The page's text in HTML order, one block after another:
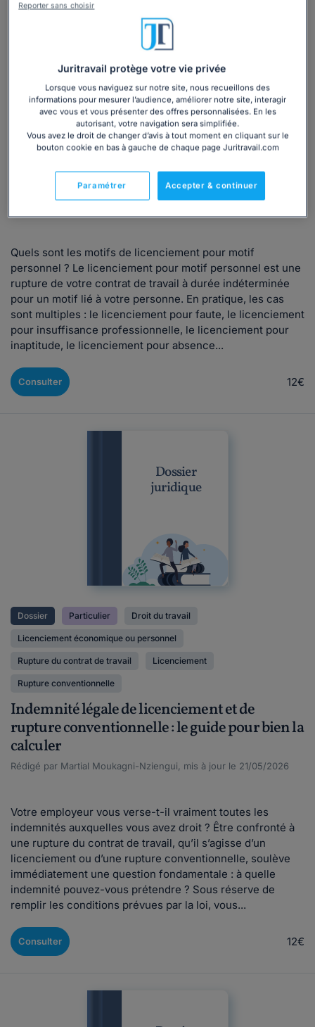
Dossier Particulier Droit du travail
Licenciement économique ou personnel Licenciement
Rupture du contrat de travail
Comprendre le licenciement pour motif
personnel : causes, procédures, recours
Quels sont les motifs de licenciement pour motif
personnel ? Le licenciement pour motif personnel est une
rupture de votre contrat de travail à durée indéterminée
pour un motif lié à votre personne. En pratique, les cas
sont multiples : le licenciement pour faute, le licenciement
pour insuffisance professionnelle, le licenciement pour
inaptitude, le licenciement pour absence...
Consulter 12€
Dossier
juridique
Dossier Particulier Droit du travail
Licenciement économique ou personnel
Rupture du contrat de travail Licenciement
Rupture conventionnelle
Indemnité légale de licenciement et de
rupture conventionnelle : le guide pour bien la
calculer
Rédigé par Martial Moukagni-Nziengui, mis à jour le 21/05/2026
Votre employeur vous verse-t-il vraiment toutes les
indemnités auxquelles vous avez droit ? Être confronté à
une rupture du contrat de travail, qu’il s’agisse d’un
licenciement ou d’une rupture conventionnelle, soulève
immédiatement une question fondamentale : à quelle
indemnité pouvez-vous prétendre ? Sous réserve de
remplir les conditions prévues par la loi, vous...
Consulter 12€
Juritravail protège votre vie privée
Lorsque vous naviguez sur notre site, nous recueillons des
informations pour mesurer l’audience, améliorer notre site, interagir
avec vous et vous présenter des offres personnalisées. En les
autorisant, votre navigation sera simplifiée.
Vous avez le droit de changer d’avis à tout moment en cliquant sur le
bouton cookie en bas à gauche de chaque page Juritravail.com
Accepter & continuer
Paramétrer
Reporter sans choisir